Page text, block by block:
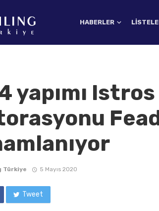
HABERLER
yapımı
Türkiye 5 Mayıs 2020
Tweet